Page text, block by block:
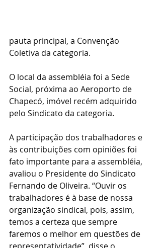
pauta principal, a Convenção
Coletiva da categoria.
O local da assembléia foi a Sede
Social, próxima ao Aeroporto de
Chapecó, imóvel recém adquirido
pelo Sindicato da categoria.
A participação dos trabalhadores e
às contribuições com opiniões foi
fato importante para a assembléia,
avaliou o Presidente do Sindicato
Fernando de Oliveira. “Ouvir os
trabalhadores é à base de nossa
organização sindical, pois, assim,
temos a certeza que sempre
faremos o melhor em questões de